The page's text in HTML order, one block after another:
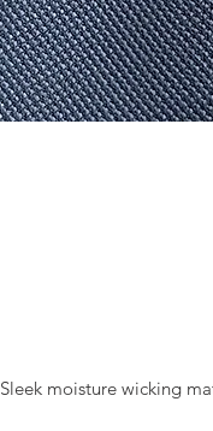
Sleek moisture wicking